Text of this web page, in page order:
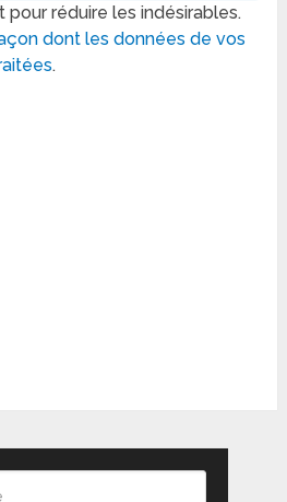
pour réduire les indésirables.
dont les données de vos
.